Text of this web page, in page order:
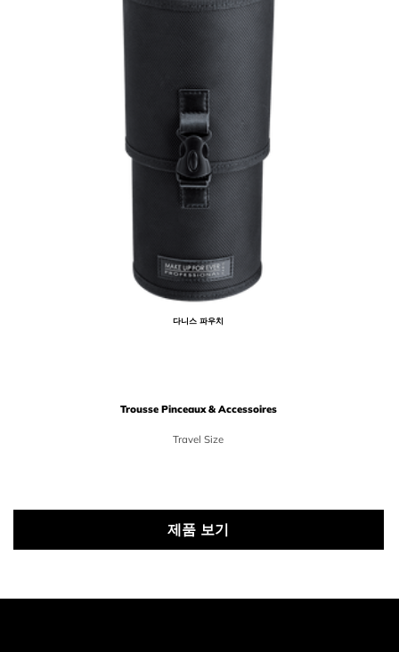
다니스 파우치
Trousse Pinceaux & Accessoires
Travel Size
제품 보기